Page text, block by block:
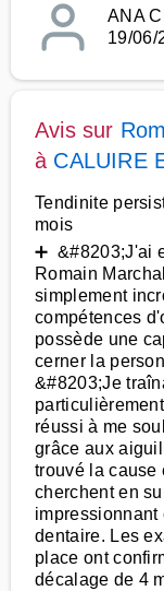
ANA
19/06/
Avis sur
à CALUIRE
Tendinite
mois
➕ &#8203;J'ai
Romain
simplement
compétences
possède une
cerner la
&#8203;Je
réussi à me
grâce aux
trouvé la cause
cherchent en
impressionnant
dentaire. Les
place ont
décalage de 4